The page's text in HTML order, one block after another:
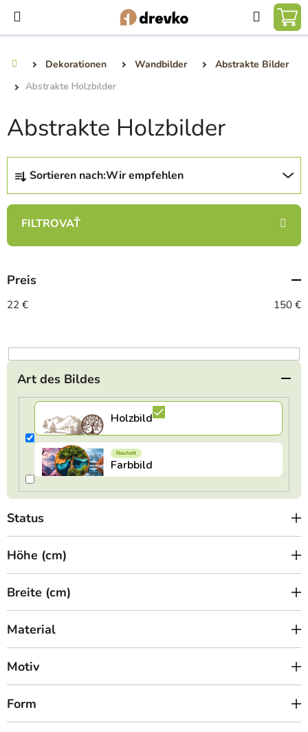
Inhalt
springen
Suchen
Dekorationen Wandbilder
Abstrakte Bilder
Abstrakte Holzbilder
Abstrakte Holzbilder
P
o
u
t
s
o
t
i
Sortieren nach:Wir empfehlen
Preis
22 € 150 €
Art des Bildes
Status
Höhe (cm)
Breite (cm)
Material
Motiv
Form